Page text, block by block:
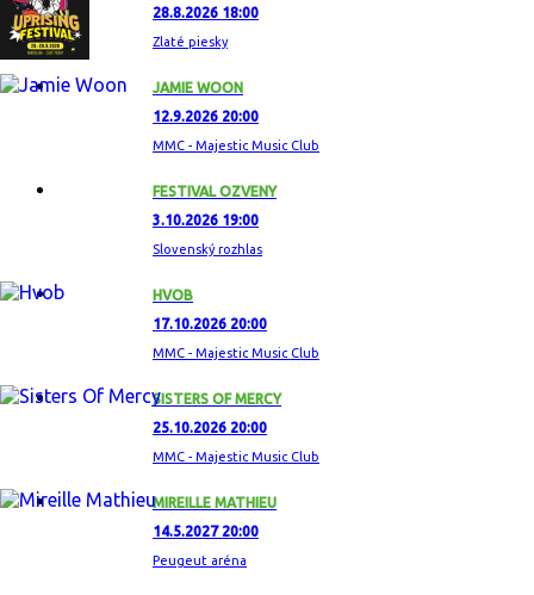
28.8.2026 18:00
Zlaté piesky
JAMIE WOON
12.9.2026 20:00
MMC - Majestic Music Club
FESTIVAL OZVENY
3.10.2026 19:00
Slovenský rozhlas
HVOB
17.10.2026 20:00
MMC - Majestic Music Club
SISTERS OF MERCY
25.10.2026 20:00
MMC - Majestic Music Club
MIREILLE MATHIEU
14.5.2027 20:00
Peugeut aréna